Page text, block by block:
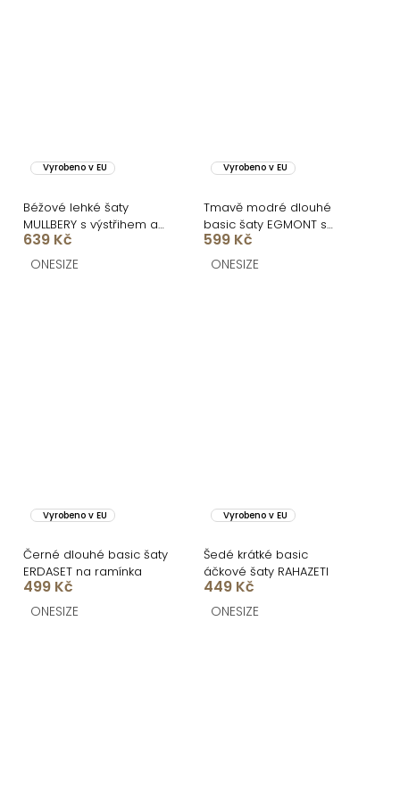
Vyrobeno v EU
Béžové lehké šaty
MULLBERY s výstřihem a
páskem
639 Kč
ONESIZE
Vyrobeno v EU
Tmavě modré dlouhé
basic šaty EGMONT s
rozparkem
599 Kč
ONESIZE
Vyrobeno v EU
Černé dlouhé basic šaty
ERDASET na ramínka
499 Kč
ONESIZE
Vyrobeno v EU
Šedé krátké basic
áčkové šaty RAHAZETI
449 Kč
ONESIZE